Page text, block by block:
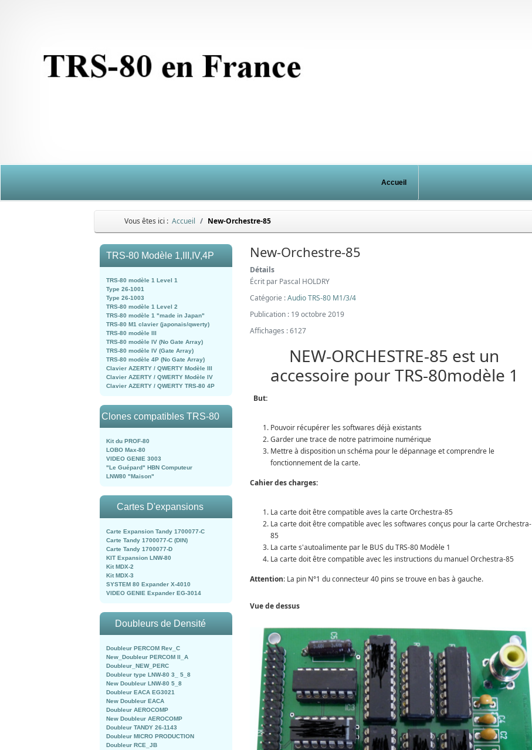
Accueil
Vous êtes ici : Accueil New-Orchestre-85
TRS-80 Modèle 1,III,IV,4P
TRS-80 modèle 1 Level 1
Type 26-1001
Type 26-1003
TRS-80 modèle 1 Level 2
TRS-80 modèle 1 "made in Japan"
TRS-80 M1 clavier (japonais/qwerty)
TRS-80 modèle III
TRS-80 modèle IV (No Gate Array)
TRS-80 modèle IV (Gate Array)
TRS-80 modèle 4P (No Gate Array)
Clavier AZERTY / QWERTY Modèle III
Clavier AZERTY / QWERTY Modèle IV
Clavier AZERTY / QWERTY TRS-80 4P
Clones compatibles TRS-80
Kit du PROF-80
LOBO Max-80
VIDEO GENIE 3003
"Le Guépard" HBN Computeur
LNW80 "Maison"
Cartes D'expansions
Carte Expansion Tandy 1700077-C
Carte Tandy 1700077-C (DIN)
Carte Tandy 1700077-D
KIT Expansion LNW-80
Kit MDX-2
Kit MDX-3
SYSTEM 80 Expander X-4010
VIDEO GENIE Expander EG-3014
Doubleurs de Densité
Doubleur PERCOM Rev_C
New_Doubleur PERCOM II_A
Doubleur_NEW_PERC
Doubleur type LNW-80 3_ 5_8
New Doubleur LNW-80 5_8
Doubleur EACA EG3021
New Doubleur EACA
Doubleur AEROCOMP
New Doubleur AEROCOMP
Doubleur TANDY 26-1143
Doubleur MICRO PRODUCTION
Doubleur RCE_JB
New-Orchestre-85
Détails
Écrit par Pascal HOLDRY
Catégorie :Audio TRS-80 M1/3/4
Publication : 19 octobre 2019
Affichages : 6127
NEW-ORCHESTRE-85 est un
accessoire pour TRS-80modèle 1
But:
Pouvoir récupérer les softwares déjà existants
Garder une trace de notre patrimoine numérique
Mettre à disposition un schéma pour le dépannage et comprendre le
fonctionnement de la carte.
Cahier des charges:
La carte doit être compatible aves la carte Orchestra-85
La carte doit être compatible avec les softwares conçus pour la carte Orchestra-
85
La carte s'autoalimente par le BUS du TRS-80 Modèle 1
La carte doit être compatible avec les instructions du manuel Orchestra-85
Attention: La pin N°1 du connecteur 40 pins se trouve en bas à gauche.
Vue de dessus